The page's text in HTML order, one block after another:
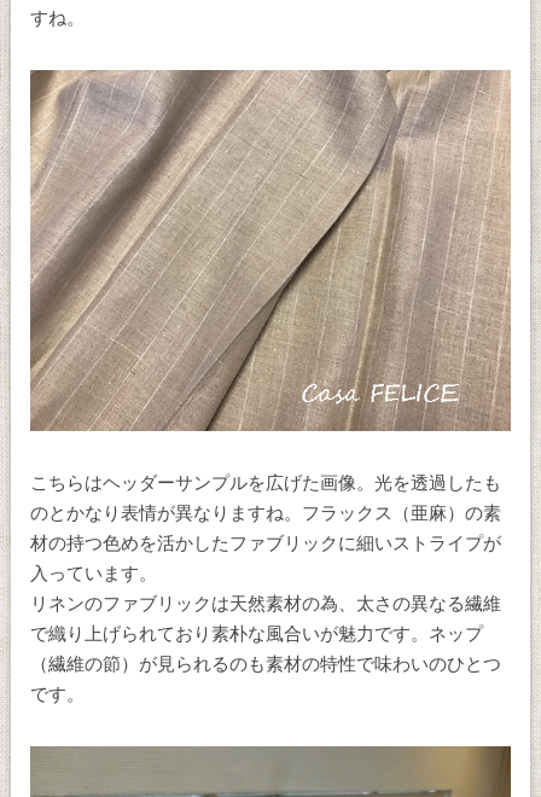
すね。
こちらはヘッダーサンプルを広げた画像。光を透過したも
のとかなり表情が異なりますね。フラックス（亜麻）の素
材の持つ色めを活かしたファブリックに細いストライプが
入っています。
リネンのファブリックは天然素材の為、太さの異なる繊維
で織り上げられており素朴な風合いが魅力です。ネップ
（繊維の節）が見られるのも素材の特性で味わいのひとつ
です。